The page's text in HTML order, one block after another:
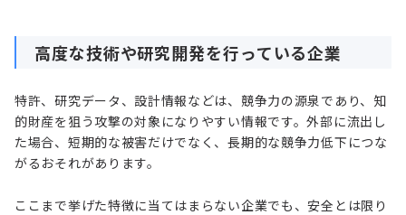
高度な技術や研究開発を行っている企業
特許、研究データ、設計情報などは、競争力の源泉であり、知
的財産を狙う攻撃の対象になりやすい情報です。外部に流出し
た場合、短期的な被害だけでなく、長期的な競争力低下につな
がるおそれがあります。
ここまで挙げた特徴に当てはまらない企業でも、安全とは限り